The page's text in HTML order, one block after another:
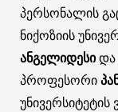
პერსონალის
ნიქოზიის
ანგელიდესიდა
პროფესორი